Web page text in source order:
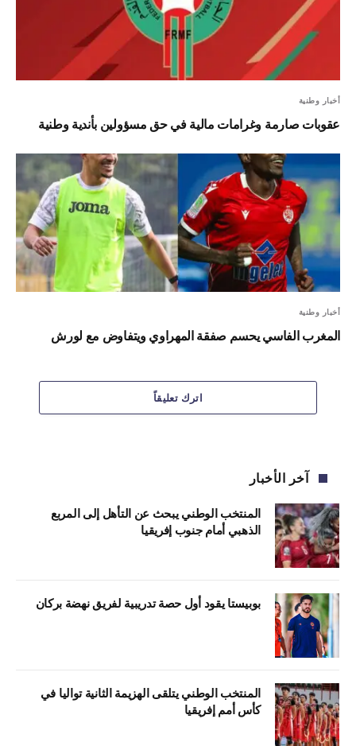
أخبار وطنية
عقوبات صارمة وغرامات مالية في حق مسؤولين بأندية وطنية
أخبار وطنية
المغرب الفاسي يحسم صفقة المهراوي ويتفاوض مع لورش
اترك تعليقاً
آخر الأخبار
المنتخب الوطني يبحث عن التأهل إلى المربع
الذهبي أمام جنوب إفريقيا
بوبيستا يقود أول حصة تدريبية لفريق نهضة بركان
المنتخب الوطني يتلقى الهزيمة الثانية تواليا في
كأس أمم إفريقيا